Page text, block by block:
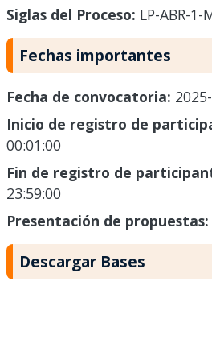
Siglas del Proceso: LP-ABR-1-
Fechas importantes
Fecha de convocatoria:
Inicio de registro de
00:01:00
Fin de registro de
23:59:00
Presentación de propuestas:
Descargar Bases